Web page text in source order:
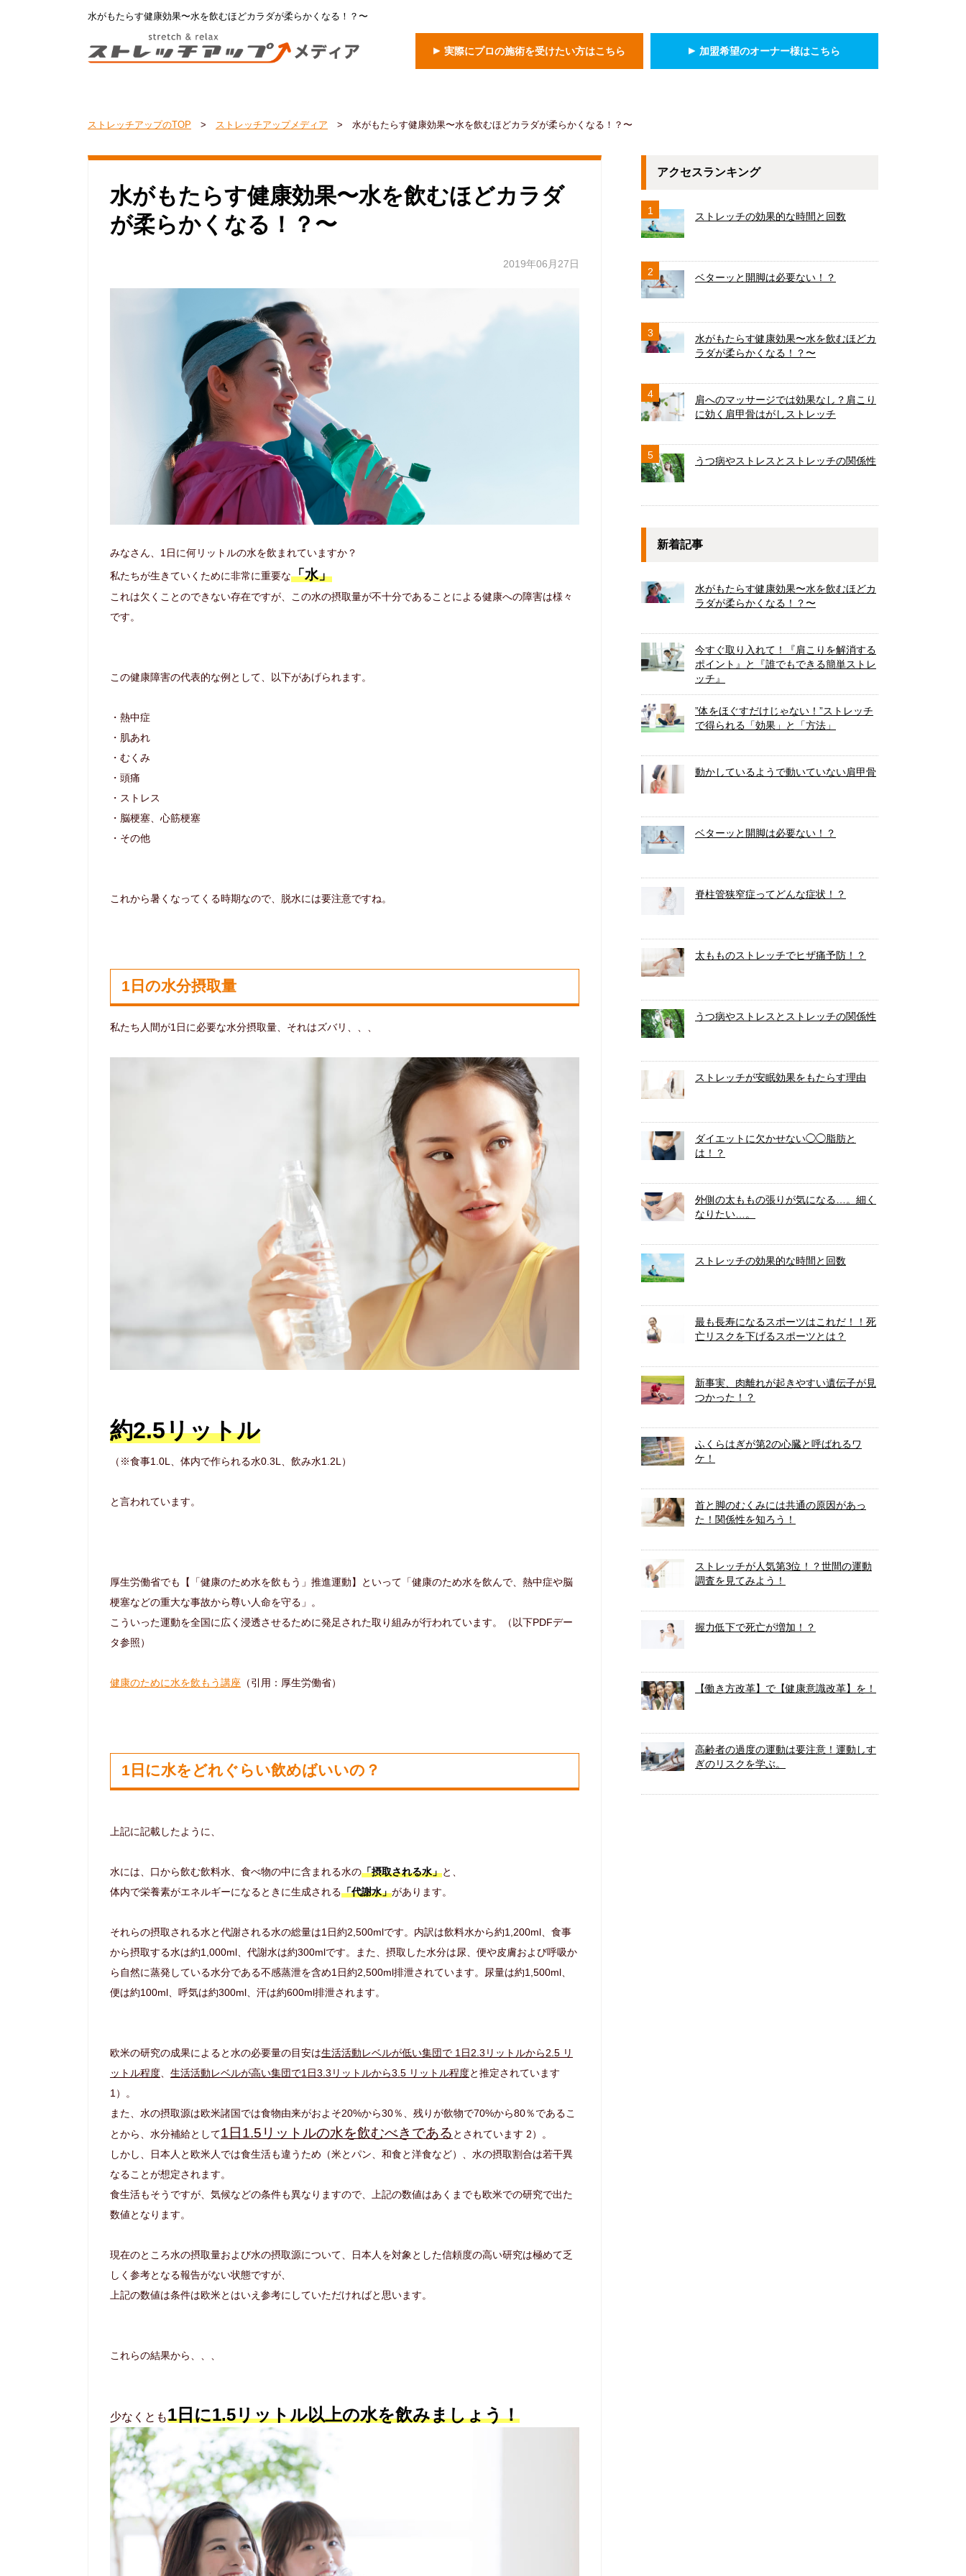
水がもたらす健康効果〜水を飲むほどカラダが柔らかくなる！？〜
実際にプロの施術を受けたい方はこちら 加盟希望のオーナー様はこちら
ストレッチアップのTOP > ストレッチアップメディア > 水がもたらす健康効果〜水を飲むほどカラダが柔らかくなる！？〜
水がもたらす健康効果〜水を飲むほどカラダ
が柔らかくなる！？〜
2019年06月27日
みなさん、1日に何リットルの水を飲まれていますか？
私たちが生きていくために非常に重要な「水」
これは欠くことのできない存在ですが、この水の摂取量が不十分であることによる健康への障害は様々
です。
この健康障害の代表的な例として、以下があげられます。
・熱中症
・肌あれ
・むくみ
・頭痛
・ストレス
・脳梗塞、心筋梗塞
・その他
これから暑くなってくる時期なので、脱水には要注意ですね。
1日の水分摂取量
私たち人間が1日に必要な水分摂取量、それはズバリ、、、
約2.5リットル
（※食事1.0L、体内で作られる水0.3L、飲み水1.2L）
と言われています。
厚生労働省でも【「健康のため水を飲もう」推進運動】といって「健康のため水を飲んで、熱中症や脳
梗塞などの重大な事故から尊い人命を守る」。
こういった運動を全国に広く浸透させるために発足された取り組みが行われています。（以下PDFデー
タ参照）
健康のために水を飲もう講座 （引用：厚生労働省）
1日に水をどれぐらい飲めばいいの？
上記に記載したように、
水には、口から飲む飲料水、食べ物の中に含まれる水の「摂取される水」と、
体内で栄養素がエネルギーになるときに生成される「代謝水」があります。
それらの摂取される水と代謝される水の総量は1日約2,500mlです。内訳は飲料水から約1,200ml、食事
から摂取する水は約1,000ml、代謝水は約300mlです。また、摂取した水分は尿、便や皮膚および呼吸か
ら自然に蒸発している水分である不感蒸泄を含め1日約2,500ml排泄されています。尿量は約1,500ml、
便は約100ml、呼気は約300ml、汗は約600ml排泄されます。
欧米の研究の成果によると水の必要量の目安は生活活動レベルが低い集団で 1日2.3リットルから2.5 リ
ットル程度
生活活動レベルが高い集団で1日3.3リットルから3.5 リットル程度と推定されています
1）。
また、水の摂取源は欧米諸国では食物由来がおよそ20%から30％、残りが飲物で70%から80％であるこ
とから、水分補給として1日1.5リットルの水を飲むべきである とされています 2）。
しかし、日本人と欧米人では食生活も違うため（米とパン、和食と洋食など）、水の摂取割合は若干異
なることが想定されます。
食生活もそうですが、気候などの条件も異なりますので、上記の数値はあくまでも欧米での研究で出た
数値となります。
現在のところ水の摂取量および水の摂取源について、日本人を対象とした信頼度の高い研究は極めて乏
しく参考となる報告がない状態ですが、
上記の数値は条件は欧米とはいえ参考にしていただければと思います。
これらの結果から、、、
少なくとも1日に1.5リットル以上の水を飲みましょう！
アクセスランキング
1 ストレッチの効果的な時間と回数
2 ベターッと開脚は必要ない！？
3
水がもたらす健康効果〜水を飲むほどカ
ラダが柔らかくなる！？〜
4
肩へのマッサージでは効果なし？肩こり
に効く肩甲骨はがしストレッチ
5 うつ病やストレスとストレッチの関係性
新着記事
水がもたらす健康効果〜水を飲むほどカ
ラダが柔らかくなる！？〜
今すぐ取り入れて！『肩こりを解消する
ポイント』と『誰でもできる簡単ストレ
ッチ』
”体をほぐすだけじゃない！”ストレッチ
で得られる「効果」と「方法」
動かしているようで動いていない肩甲骨
ベターッと開脚は必要ない！？
脊柱管狭窄症ってどんな症状！？
太もものストレッチでヒザ痛予防！？
うつ病やストレスとストレッチの関係性
ストレッチが安眠効果をもたらす理由
ダイエットに欠かせない◯◯脂肪と
は！？
外側の太ももの張りが気になる…。細く
なりたい…。
ストレッチの効果的な時間と回数
最も長寿になるスポーツはこれだ！！死
亡リスクを下げるスポーツとは？
新事実、肉離れが起きやすい遺伝子が見
つかった！？
ふくらはぎが第2の心臓と呼ばれるワ
ケ！
首と脚のむくみには共通の原因があっ
た！関係性を知ろう！
ストレッチが人気第3位！？世間の運動
調査を見てみよう！
握力低下で死亡が増加！？
【働き方改革】で【健康意識改革】を！
高齢者の過度の運動は要注意！運動しす
ぎのリスクを学ぶ。